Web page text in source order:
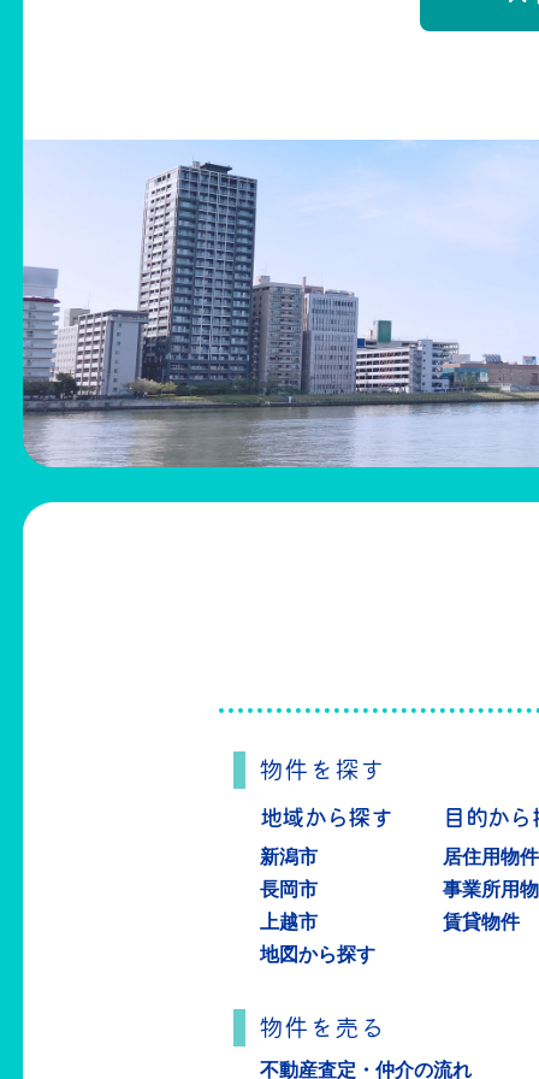
物件を探す
地域から探す
新潟市
長岡市
上越市
地図から探す
目的から
居住用物件
事業所用
賃貸物件
物件を売る
不動産査定・仲介の流れ